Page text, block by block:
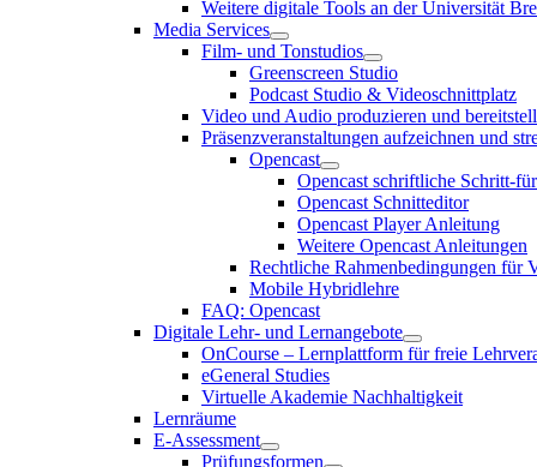
Weitere digitale Tools an der Universität
Media Services
Film- und Tonstudios
Greenscreen Studio
Podcast Studio & Videoschnittplatz
Video und Audio produzieren und
Präsenzveranstaltungen aufzeichnen und
Opencast
Opencast schriftliche Schritt-
Opencast Schnitteditor
Opencast Player Anleitung
Weitere Opencast Anleitungen
Rechtliche Rahmenbedingungen für
Mobile Hybridlehre
FAQ: Opencast
Digitale Lehr- und Lernangebote
OnCourse – Lernplattform für freie
eGeneral Studies
Virtuelle Akademie Nachhaltigkeit
Lernräume
E-Assessment
Prüfungsformen